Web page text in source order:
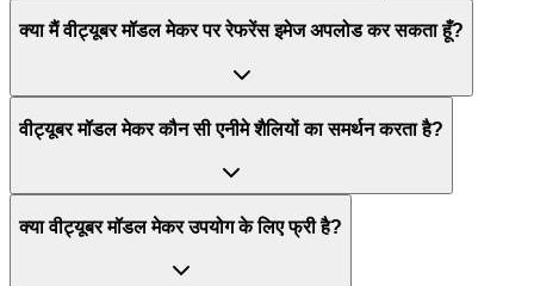
क्या मैं वीट्यूबर मॉडल मेकर पर रेफरेंस इमेज अपलोड कर सकता हूँ?
वीट्यूबर मॉडल मेकर कौन सी एनीमे शैलियों का समर्थन करता है?
क्या वीट्यूबर मॉडल मेकर उपयोग के लिए फ्री है?